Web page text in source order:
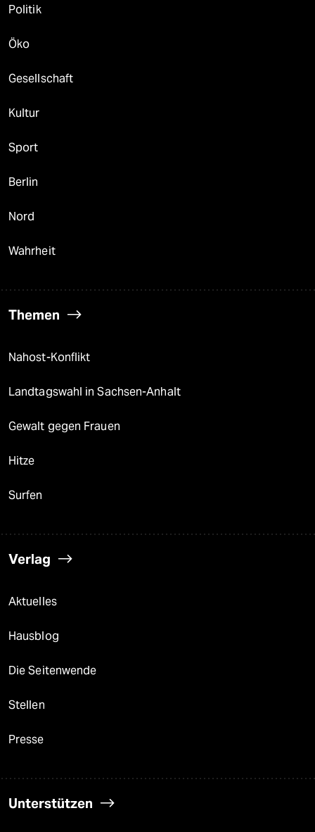
Politik
Öko
Gesellschaft
Kultur
Sport
Berlin
Nord
Wahrheit
Themen
Nahost-Konflikt
Landtagswahl in Sachsen-Anhalt
Gewalt gegen Frauen
Hitze
Surfen
Verlag
Aktuelles
Hausblog
Die Seitenwende
Stellen
Presse
Unterstützen